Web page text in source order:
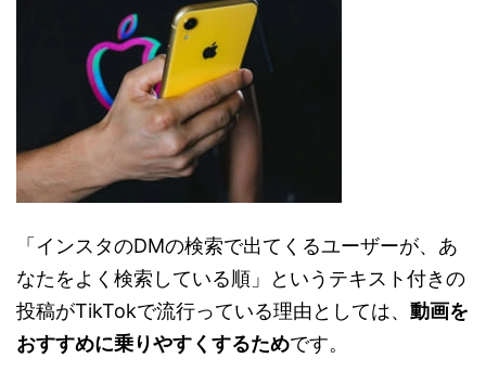
「インスタのDMの検索で出てくるユーザーが、あ
なたをよく検索している順」というテキスト付きの
投稿がTikTokで流行っている理由としては、 動画を
おすすめに乗りやすくするためです。